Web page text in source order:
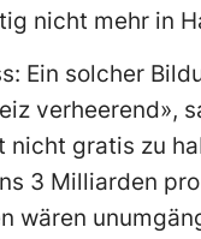
nicht mehr in
Ein solcher
verheerend»,
gratis zu
3 Milliarden
wären